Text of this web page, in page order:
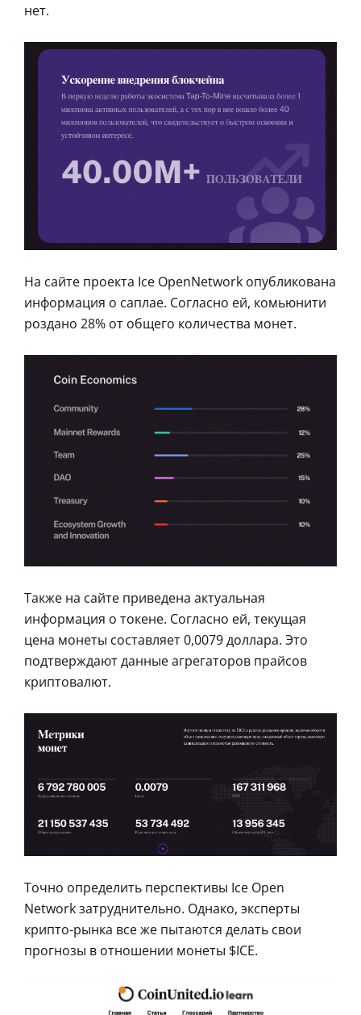
нет.
На сайте проекта Ice OpenNetwork опубликована
информация о саплае. Согласно ей, комьюнити
роздано 28% от общего количества монет.
Также на сайте приведена актуальная
информация о токене. Согласно ей, текущая
цена монеты составляет 0,0079 доллара. Это
подтверждают данные агрегаторов прайсов
криптовалют.
Точно определить перспективы Ice Open
Network затруднительно. Однако, эксперты
крипто-рынка все же пытаются делать свои
прогнозы в отношении монеты $ICE.